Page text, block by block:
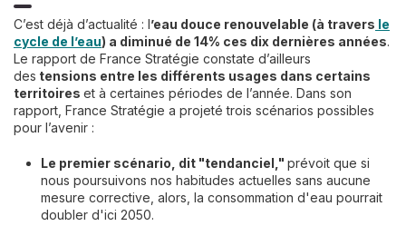
C’est déjà d’actualité : l’eau douce renouvelable (à travers le
cycle de l’eau) a diminué de 14% ces dix dernières années.
Le rapport de France Stratégie constate d’ailleurs
des tensions entre les différents usages dans certains
territoires et à certaines périodes de l’année. Dans son
rapport, France Stratégie a projeté trois scénarios possibles
pour l’avenir :
Le premier scénario, dit "tendanciel," prévoit que si
nous poursuivons nos habitudes actuelles sans aucune
mesure corrective, alors, la consommation d'eau pourrait
doubler d'ici 2050.